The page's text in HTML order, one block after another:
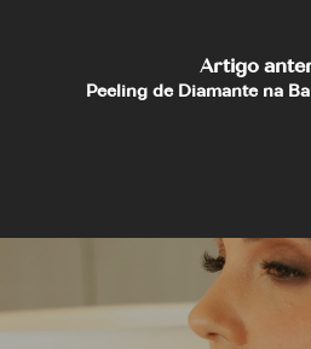
Artigo
Peeling de Diamante na